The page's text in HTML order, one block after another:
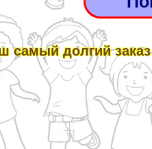
самый долгий заказ